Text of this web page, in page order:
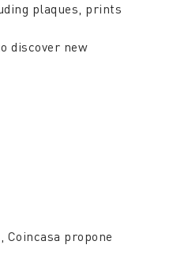
plaques, prints
discover new
environment.
propone